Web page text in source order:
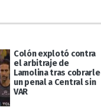
Colón explotó contra
el arbitraje de
Lamolina tras cobrarle
un penal a Central sin
VAR